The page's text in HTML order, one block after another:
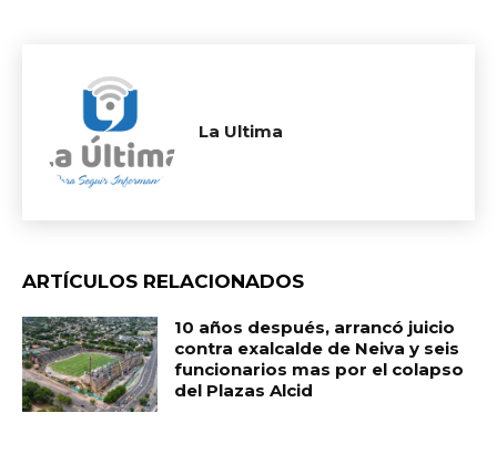
La Ultima
ARTÍCULOS RELACIONADOS
10 años después, arrancó juicio
contra exalcalde de Neiva y seis
funcionarios mas por el colapso
del Plazas Alcid